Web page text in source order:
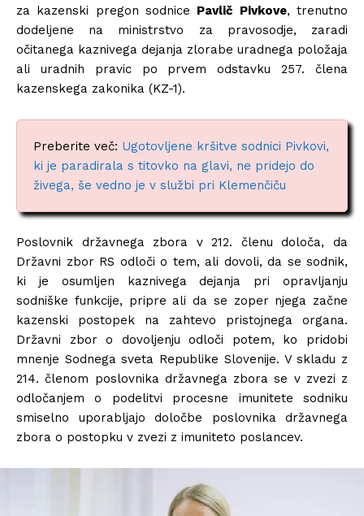
za kazenski pregon sodnice Pavlič Pivkove, trenutno
dodeljene na ministrstvo za pravosodje, zaradi
očitanega kaznivega dejanja zlorabe uradnega položaja
ali uradnih pravic po prvem odstavku 257. člena
kazenskega zakonika (KZ-1).
Preberite več: Ugotovljene kršitve sodnici Pivkovi,
ki je paradirala s titovko na glavi, ne pridejo do
živega, še vedno je v službi pri Klemenčiču
Poslovnik državnega zbora v 212. členu določa, da
Državni zbor RS odloči o tem, ali dovoli, da se sodnik,
ki je osumljen kaznivega dejanja pri opravljanju
sodniške funkcije, pripre ali da se zoper njega začne
kazenski postopek na zahtevo pristojnega organa.
Državni zbor o dovoljenju odloči potem, ko pridobi
mnenje Sodnega sveta Republike Slovenije. V skladu z
214. členom poslovnika državnega zbora se v zvezi z
odločanjem o podelitvi procesne imunitete sodniku
smiselno uporabljajo določbe poslovnika državnega
zbora o postopku v zvezi z imuniteto poslancev.